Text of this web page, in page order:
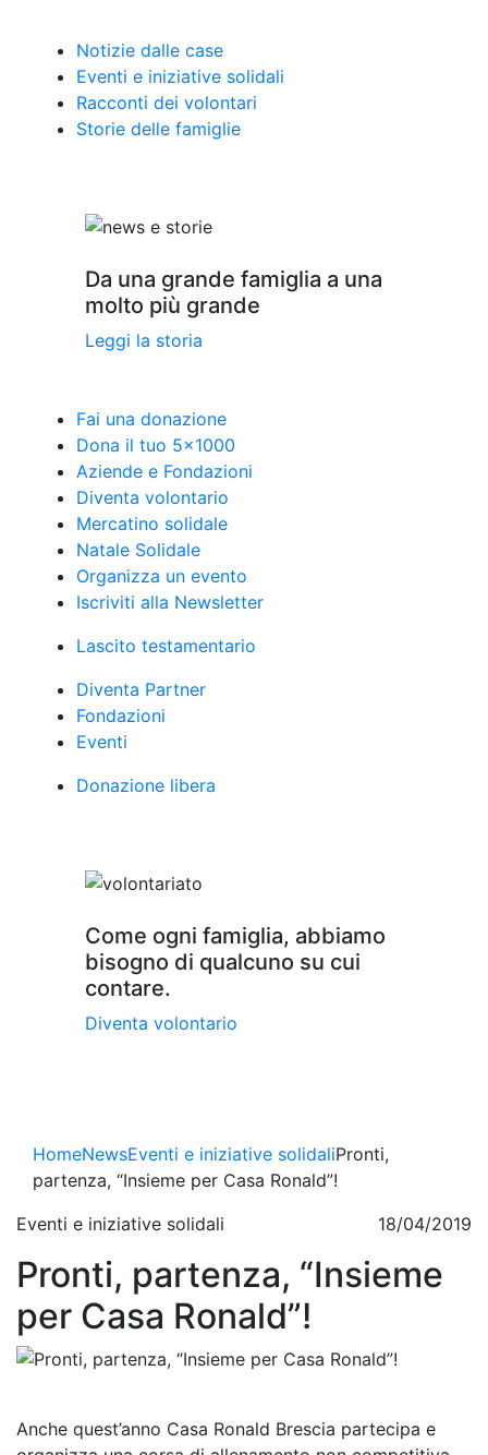
Notizie dalle case
Eventi e iniziative solidali
Racconti dei volontari
Storie delle famiglie
Da una grande famiglia a una
molto più grande
Leggi la storia
Fai una donazione
Dona il tuo 5x1000
Aziende e Fondazioni
Diventa volontario
Mercatino solidale
Natale Solidale
Organizza un evento
Iscriviti alla Newsletter
Lascito testamentario
Diventa Partner
Fondazioni
Eventi
Donazione libera
Come ogni famiglia, abbiamo
bisogno di qualcuno su cui
contare.
Diventa volontario
HomeNewsEventi e iniziative solidaliPronti,
partenza, “Insieme per Casa Ronald”!
Eventi e iniziative solidali
18/04/2019
Pronti, partenza, “Insieme
per Casa Ronald”!
Anche quest’anno Casa Ronald Brescia partecipa e